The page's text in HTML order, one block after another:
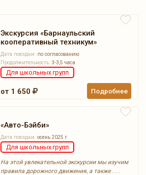
Экскурсия «Барнаульский
кооперативный техникум»
Дата поездки: по согласованию
Продолжительность: 3-3,5 часа
Для школьных групп
от 1 650 Подробнее
«Авто-Бэйби»
Дата поездки: осень 2025 г.
Для школьных групп
На этой увлекательной экскурсии мы изучим
правила дорожного движения, а также . . .